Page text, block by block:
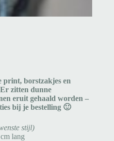
print, borstzakjes en
zitten dunne
eruit gehaald worden –
bij je bestelling 🙂
stijl)
lang